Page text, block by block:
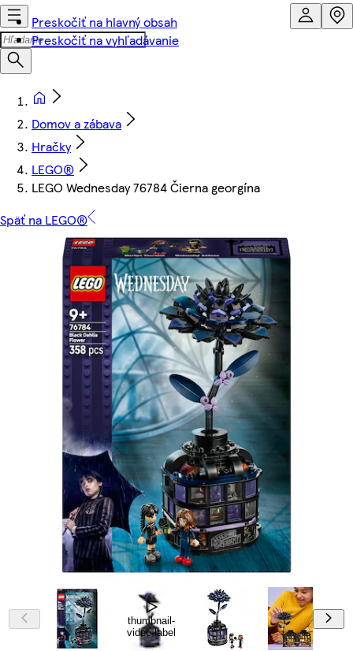
Preskočiť na hlavný obsah
Preskočiť na vyhľadávanie
Domov a zábava
Hračky
LEGO®
LEGO Wednesday 76784 Čierna georgína
Späť na LEGO®
thumbnail-
video-label